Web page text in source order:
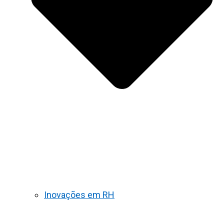
Inovações em RH